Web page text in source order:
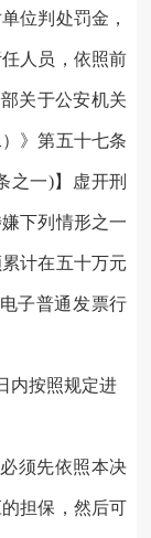
位判处罚金，
人员，依照前
关于公安机关
》第五十七条
之一)】虚开刑
下列情形之一
计在五十万元
子普通发票行
内按照规定进
须先依照本决
担保，然后可